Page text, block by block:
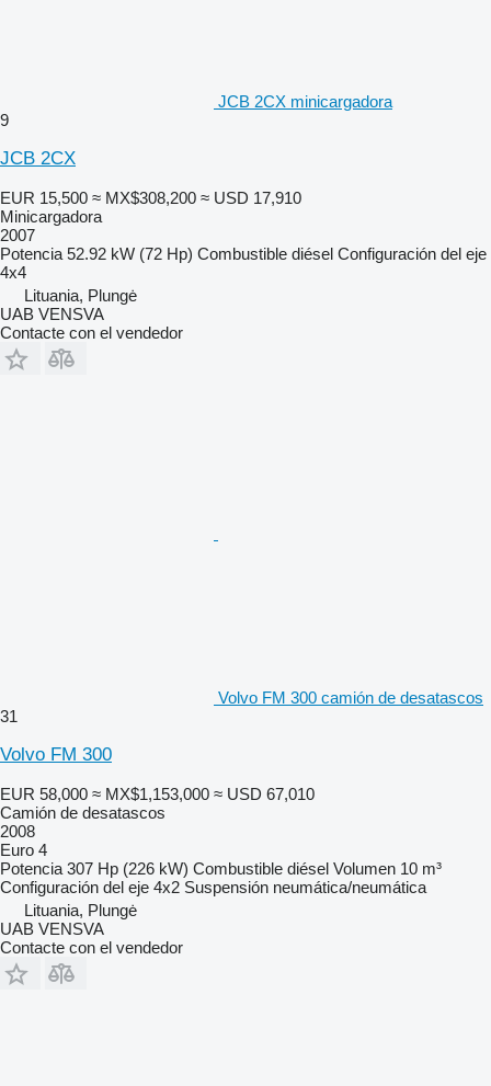
JCB 2CX minicargadora
9
JCB 2CX
EUR 15,500 ≈ MX$308,200 ≈ USD 17,910
Minicargadora
2007
Potencia 52.92 kW (72 Hp) Combustible diésel Configuración del eje
4x4
Lituania, Plungė
UAB VENSVA
Contacte con el vendedor
Volvo FM 300 camión de desatascos
31
Volvo FM 300
EUR 58,000 ≈ MX$1,153,000 ≈ USD 67,010
Camión de desatascos
2008
Euro 4
Potencia 307 Hp (226 kW) Combustible diésel Volumen 10 m³
Configuración del eje 4x2 Suspensión neumática/neumática
Lituania, Plungė
UAB VENSVA
Contacte con el vendedor